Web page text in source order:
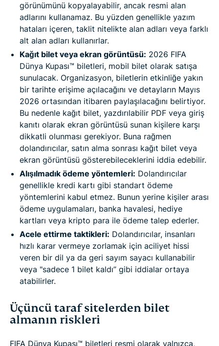
görünümünü kopyalayabilir, ancak resmi alan
adlarını kullanamaz. Bu yüzden genellikle yazım
hataları içeren, taklit nitelikte alan adları veya farklı
alt alan adları kullanırlar.
Kağıt bilet veya ekran görüntüsü: 2026 FIFA
Dünya Kupası™ biletleri, mobil bilet olarak satışa
sunulacak. Organizasyon, biletlerin etkinliğe yakın
bir tarihte erişime açılacağını ve detayların Mayıs
2026 ortasından itibaren paylaşılacağını belirtiyor.
Bu nedenle kağıt bilet, yazdırılabilir PDF veya giriş
kanıtı olarak ekran görüntüsü sunan kişilere karşı
dikkatli olunması gerekiyor. Buna rağmen
dolandırıcılar, satın alma sonrası kağıt bilet veya
ekran görüntüsü gösterebileceklerini iddia edebilir.
Alışılmadık ödeme yöntemleri: Dolandırıcılar
genellikle kredi kartı gibi standart ödeme
yöntemlerini kabul etmez. Bunun yerine kişiler arası
ödeme uygulamaları, banka havalesi, hediye
kartları veya kripto para ile ödeme talep ederler.
Acele ettirme taktikleri: Dolandırıcılar, insanları
hızlı karar vermeye zorlamak için aciliyet hissi
veren bir dil ya da geri sayım sayacı kullanabilir
veya "sadece 1 bilet kaldı” gibi iddialar ortaya
atabilirler.
Üçüncü taraf sitelerden bilet
almanın riskleri
FIFA Dünya Kupası™ biletleri resmi olarak yalnızca,